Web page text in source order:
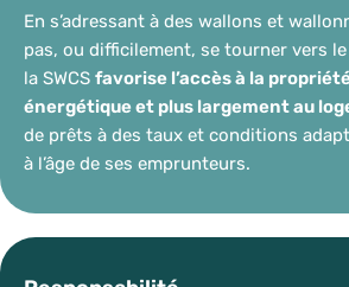
En s’adressant à des wallons et
pas, ou difficilement, se tourner vers
la SWCS favorise l’accès à la
énergétique et plus largement au
de prêts à des taux et conditions
à l’âge de ses emprunteurs.